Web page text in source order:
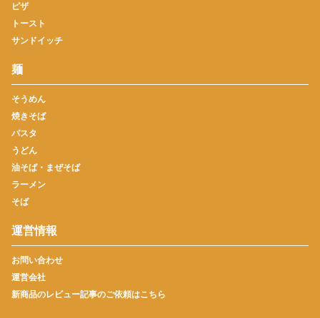
ピザ
トースト
サンドイッチ
麺
そうめん
焼きそば
パスタ
うどん
油そば・まぜそば
ラーメン
そば
運営情報
お問い合わせ
運営会社
新商品のレビュー記事のご依頼はこちら